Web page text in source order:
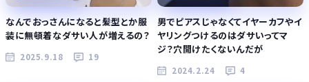
なんでおっさんになると髪型とか服
装に無頓着なダサい人が増えるの？
2025.9.18 19
男でピアスじゃなくてイヤーカフやイ
ヤリングつけるのはダサいってマ
ジ？穴開けたくないんだが
2024.2.24 4